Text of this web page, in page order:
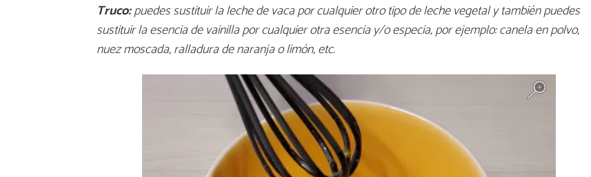
Truco:puedes sustituir la leche de vaca por cualquier otro tipo de leche vegetal y también puedes
sustituir la esencia de vainilla por cualquier otra esencia y/o especia, por ejemplo: canela en polvo,
nuez moscada, ralladura de naranja o limón, etc.